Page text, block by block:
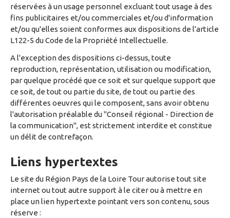
réservées à un usage personnel excluant tout usage à des
fins publicitaires et/ou commerciales et/ou d'information
et/ou qu'elles soient conformes aux dispositions de l'article
L122-5 du Code de la Propriété Intellectuelle.
A l'exception des dispositions ci-dessus, toute
reproduction, représentation, utilisation ou modification,
par quelque procédé que ce soit et sur quelque support que
ce soit, de tout ou partie du site, de tout ou partie des
différentes oeuvres qui le composent, sans avoir obtenu
l'autorisation préalable du "Conseil régional - Direction de
la communication", est strictement interdite et constitue
un délit de contrefaçon.
Liens hypertextes
Le site du Région Pays de la Loire Tour autorise tout site
internet ou tout autre support à le citer ou à mettre en
place un lien hypertexte pointant vers son contenu, sous
réserve :